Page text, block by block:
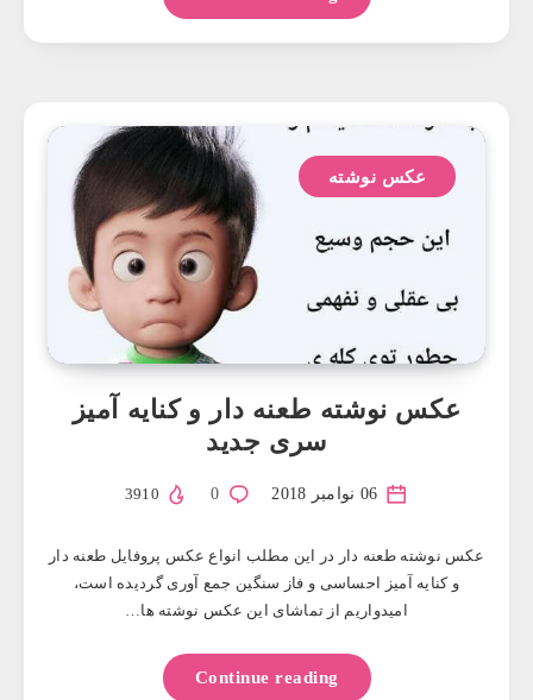
عکس نوشته
عکس نوشته طعنه دار و کنایه آمیز
سری جدید
0
عکس نوشته طعنه دار در این مطلب انواع عکس پروفایل طعنه دار
و کنایه آمیز احساسی و فاز سنگین جمع آوری گردیده است،
امیدواریم از تماشای این عکس نوشته ها…
Continue reading